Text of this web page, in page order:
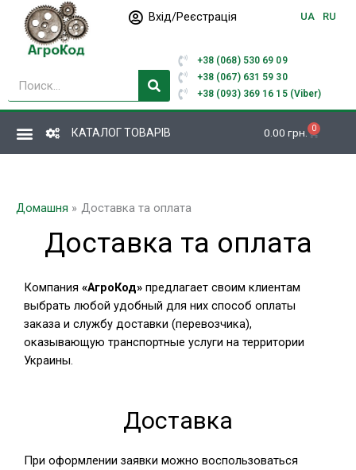
Перейти
вмісту
Вхід/Реєстрація UA RU
Пошук
+38 (068) 530 69 09
+38 (067) 631 59 30
+38 (093) 369 16 15 (Viber)
КАТАЛОГ ТОВАРІВ 0.00 грн. 0
Кошик
Домашня Доставка та оплата
Доставка та оплата
Компания «АгроКод» предлагает своим клиентам
выбрать любой удобный для них способ оплаты
заказа и службу доставки (перевозчика),
оказывающую транспортные услуги на территории
Украины.
Доставка
При оформлении заявки можно воспользоваться